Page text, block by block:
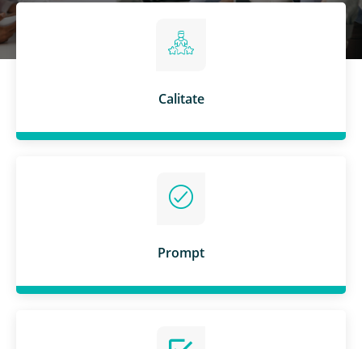
Calitate
Prompt